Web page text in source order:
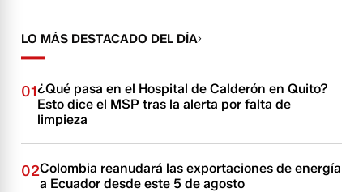
LO MÁS DESTACADO DEL DÍA
01¿Qué pasa en el Hospital de Calderón en Quito?
Esto dice el MSP tras la alerta por falta de
limpieza
02Colombia reanudará las exportaciones de energía
a Ecuador desde este 5 de agosto